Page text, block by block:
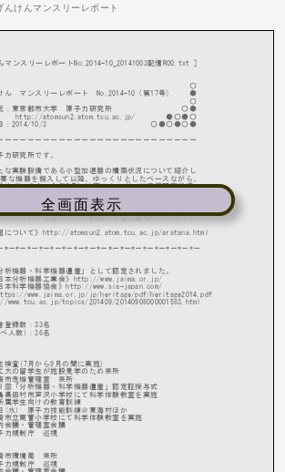
んけんマンスリーレポート
全画面表示